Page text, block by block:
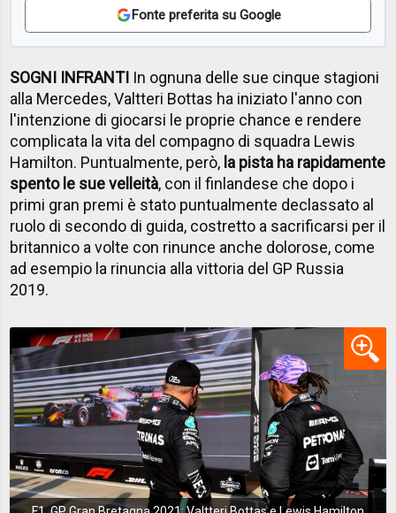
Fonte preferita su Google
SOGNI INFRANTI In ognuna delle sue cinque stagioni
alla Mercedes, Valtteri Bottas ha iniziato l'anno con
l'intenzione di giocarsi le proprie chance e rendere
complicata la vita del compagno di squadra Lewis
Hamilton. Puntualmente, però, la pista ha rapidamente
spento le sue velleità, con il finlandese che dopo i
primi gran premi è stato puntualmente declassato al
ruolo di secondo di guida, costretto a sacrificarsi per il
britannico a volte con rinunce anche dolorose, come
ad esempio la rinuncia alla vittoria del GP Russia
2019.